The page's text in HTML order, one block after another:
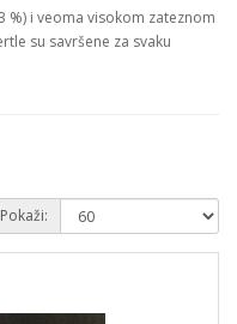
i veoma visokom zateznom
su savršene za svaku
Pokaži: